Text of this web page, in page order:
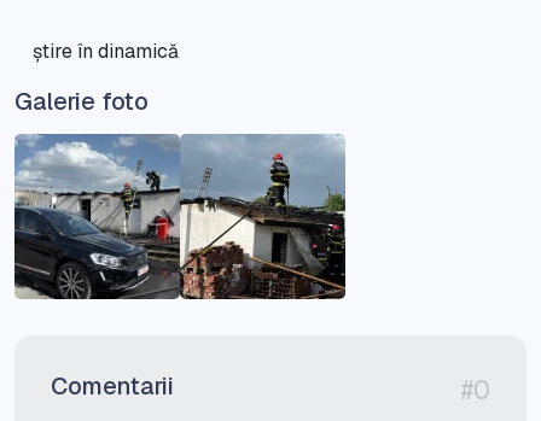
știre în dinamică
Galerie foto
Comentarii #0